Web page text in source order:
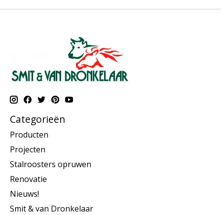
Categorieën
Producten
Projecten
Stalroosters opruwen
Renovatie
Nieuws!
Smit & van Dronkelaar